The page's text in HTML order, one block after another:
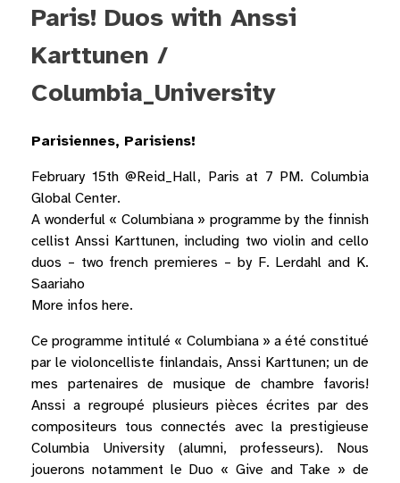
Paris! Duos with Anssi
Karttunen /
Columbia_University
Parisiennes, Parisiens!
February 15th @Reid_Hall, Paris at 7 PM. Columbia
Global Center.
A wonderful « Columbiana » programme by the finnish
cellistAnssi Karttunen, including two violin and cello
duos – two french premieres – by F. Lerdahl and K.
Saariaho
More infos here.
Ce programme intitulé « Columbiana » a été constitué
par le violoncelliste finlandais, Anssi Karttunen; un de
mes partenaires de musique de chambre favoris!
Anssi a regroupé plusieurs pièces écrites par des
compositeurs tous connectés avec la prestigieuse
Columbia University (alumni, professeurs). Nous
jouerons notamment le Duo « Give and Take » de